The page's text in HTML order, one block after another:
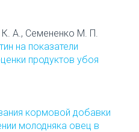
А., Семененко М. П.
на показатели
продуктов убоя
кормовой добавки
молодняка овец в